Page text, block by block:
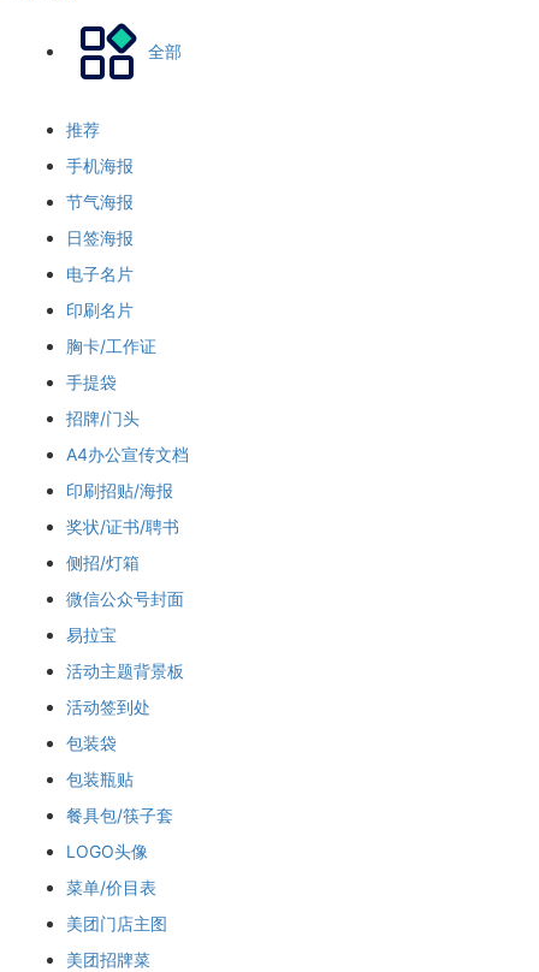
全部
推荐
手机海报
节气海报
日签海报
电子名片
印刷名片
胸卡/工作证
手提袋
招牌/门头
A4办公宣传文档
印刷招贴/海报
奖状/证书/聘书
侧招/灯箱
微信公众号封面
易拉宝
活动主题背景板
活动签到处
包装袋
包装瓶贴
餐具包/筷子套
LOGO头像
菜单/价目表
美团门店主图
美团招牌菜